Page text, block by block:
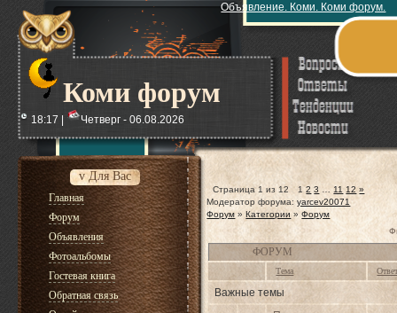
Коми форум
Объявление. Коми. Коми форум.
18:17 | Четверг - 06.08.2026
v Для Вас
Главная
Форум
Объявления
Фотоальбомы
Гостевая книга
Обратная связь
Страница1 из 12 1 2 3 … 11 12 »
Модератор форума:yarcev20071
Форум » Категории » Форум
ФОРУМ
Тема
Важные темы